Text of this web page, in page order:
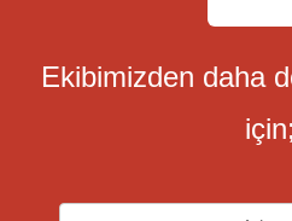
Ekibimizden daha
için;